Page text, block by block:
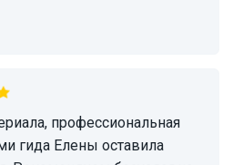
гида Елены оставила